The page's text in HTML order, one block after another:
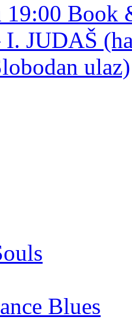
19:00 Book
I. JUDAŠ
ulaz)
Blues